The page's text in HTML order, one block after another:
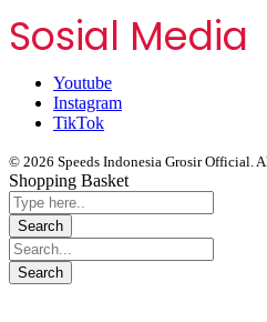
Sosial Media
Youtube
Instagram
TikTok
© 2026 Speeds Indonesia Grosir Official.
Shopping Basket